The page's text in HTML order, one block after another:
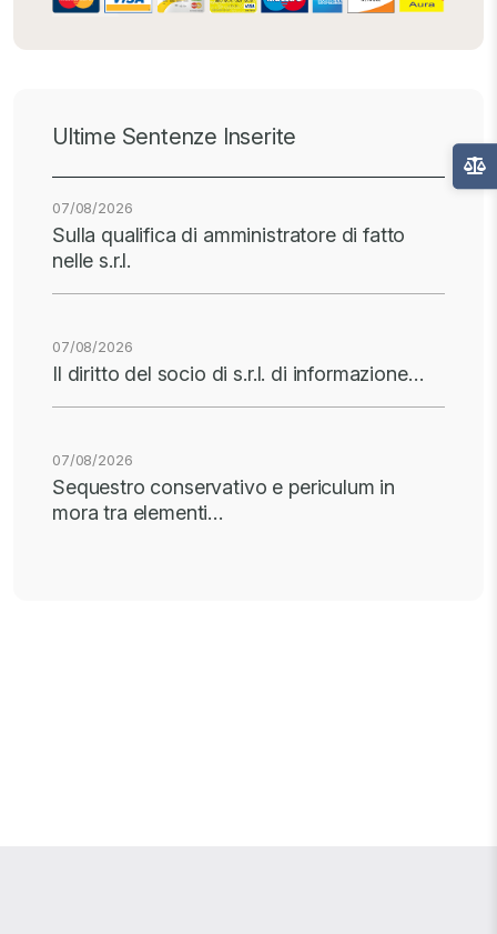
Ultime Sentenze Inserite
07/08/2026
Sulla qualifica di amministratore di fatto
nelle s.r.l.
07/08/2026
Il diritto del socio di s.r.l. di informazione…
07/08/2026
Sequestro conservativo e periculum in
mora tra elementi…